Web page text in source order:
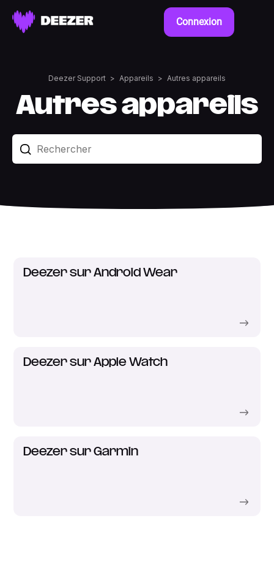
Connexion
Deezer Support Appareils Autres appareils
Autres appareils
Deezer sur Android Wear
Deezer sur Apple Watch
Deezer sur Garmin